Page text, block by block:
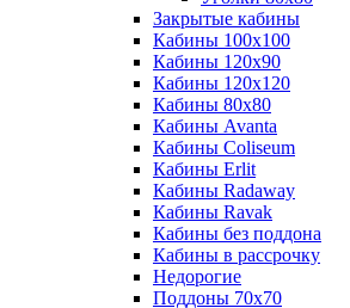
Закрытые кабины
Кабины 100x100
Кабины 120x90
Кабины 120х120
Кабины 80х80
Кабины Avanta
Кабины Coliseum
Кабины Erlit
Кабины Radaway
Кабины Ravak
Кабины без поддона
Кабины в рассрочку
Недорогие
Поддоны 70x70